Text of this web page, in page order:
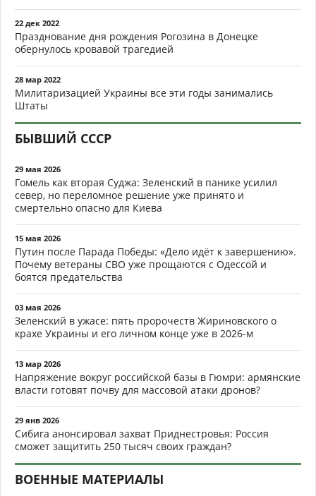
22 дек 2022
Празднование дня рождения Рогозина в Донецке
обернулось кровавой трагедией
28 мар 2022
Милитаризацией Украины все эти годы занимались
Штаты
БЫВШИЙ СССР
29 мая 2026
Гомель как вторая Суджа: Зеленский в панике усилил
север, но переломное решение уже принято и
смертельно опасно для Киева
15 мая 2026
Путин после Парада Победы: «Дело идёт к завершению».
Почему ветераны СВО уже прощаются с Одессой и
боятся предательства
03 мая 2026
Зеленский в ужасе: пять пророчеств Жириновского о
крахе Украины и его личном конце уже в 2026-м
13 мар 2026
Напряжение вокруг российской базы в Гюмри: армянские
власти готовят почву для массовой атаки дронов?
29 янв 2026
Сибига анонсировал захват Приднестровья: Россия
сможет защитить 250 тысяч своих граждан?
ВОЕННЫЕ МАТЕРИАЛЫ